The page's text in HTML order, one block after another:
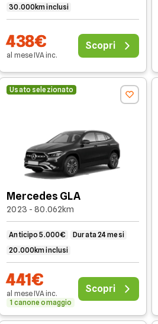
30.000km inclusi
438€
al meseIVAinc.
Scopri
Usato selezionato
Mercedes GLA
2023 - 80.062km
Anticipo 5.000€
Durata 24 mesi
20.000km inclusi
441€
al meseIVAinc.
1 canone omaggio
Scopri